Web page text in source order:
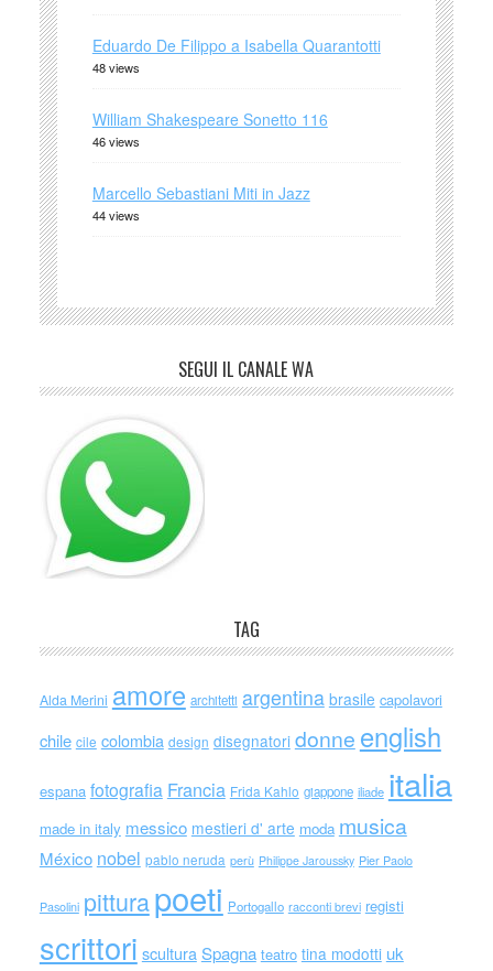
Eduardo De Filippo a Isabella Quarantotti
48 views
William Shakespeare Sonetto 116
46 views
Marcello Sebastiani Miti in Jazz
44 views
SEGUI IL CANALE WA
TAG
Alda Merini amore architetti argentina brasile capolavori
chile cile colombia design disegnatori donne english
espana fotografia Francia Frida Kahlo giappone iliade italia
made in italy messico mestieri d' arte moda musica
México nobel pablo neruda perù Philippe Jaroussky Pier Paolo
Pasolini pitturapoeti Portogallo racconti brevi registi
scrittori scultura Spagna teatro tina modotti uk